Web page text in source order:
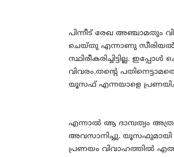
പിന്നീട് രേഖ അഞ്ചാമതും
ചെയ്തു എന്നാണു
സ്ഥിരീകരിച്ചിട്ടില്ല.
വിവരം.തന്റെ
യൂസഫ് എന്നയാളെ
എന്നാല്‍ ആ ദാമ്പത്യം
അവസാനിച്ചു. യൂസഫുമായി
പ്രണയം വിവാഹത്തില്‍